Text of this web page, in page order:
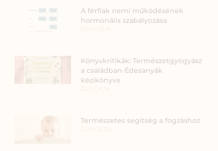
A férfiak nemi működésének
hormonális szabályozása
Könyvkritikák: Természetgyógyász
a családban-Édesanyák
kézikönyve
Természetes segítség a fogzáshoz